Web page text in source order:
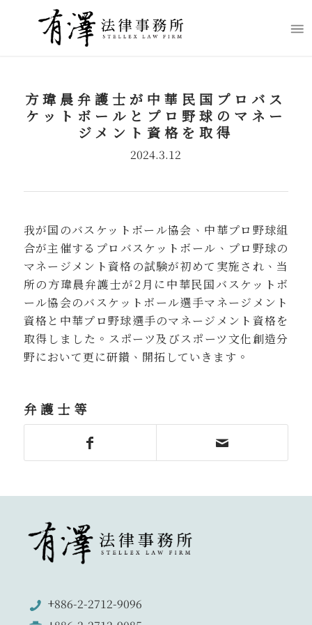
方瑋晨弁護士が中華民国プロバス
ケットボールとプロ野球のマネー
ジメント資格を取得
2024.3.12
我が国のバスケットボール協会、中華プロ野球組
合が主催するプロバスケットボール、プロ野球の
マネージメント資格の試験が初めて実施され、当
所の方瑋晨弁護士が2月に中華民国バスケットボ
ール協会のバスケットボール選手マネージメント
資格と中華プロ野球選手のマネージメント資格を
取得しました。スポーツ及びスポーツ文化創造分
野において更に研鑽、開拓していきます。
弁護士等
+886-2-2712-9096